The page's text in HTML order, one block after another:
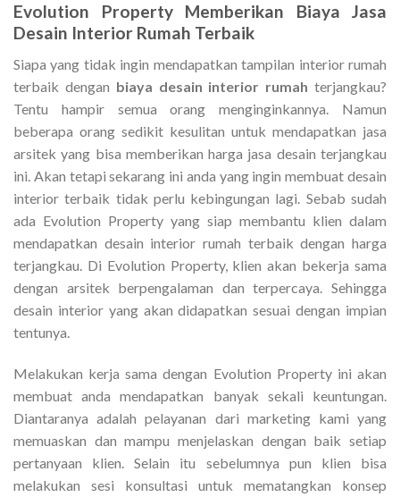
Evolution Property Memberikan Biaya Jasa
Desain Interior Rumah Terbaik
Siapa yang tidak ingin mendapatkan tampilan interior rumah
terbaik dengan biaya desain interior rumah terjangkau?
Tentu hampir semua orang menginginkannya. Namun
beberapa orang sedikit kesulitan untuk mendapatkan jasa
arsitek yang bisa memberikan harga jasa desain terjangkau
ini. Akan tetapi sekarang ini anda yang ingin membuat desain
interior terbaik tidak perlu kebingungan lagi. Sebab sudah
ada Evolution Property yang siap membantu klien dalam
mendapatkan desain interior rumah terbaik dengan harga
terjangkau. Di Evolution Property, klien akan bekerja sama
dengan arsitek berpengalaman dan terpercaya. Sehingga
desain interior yang akan didapatkan sesuai dengan impian
tentunya.
Melakukan kerja sama dengan Evolution Property ini akan
membuat anda mendapatkan banyak sekali keuntungan.
Diantaranya adalah pelayanan dari marketing kami yang
memuaskan dan mampu menjelaskan dengan baik setiap
pertanyaan klien. Selain itu sebelumnya pun klien bisa
melakukan sesi konsultasi untuk mematangkan konsep